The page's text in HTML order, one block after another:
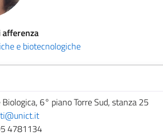
e biotecnologiche
6° piano Torre Sud, stanza 25
4781134